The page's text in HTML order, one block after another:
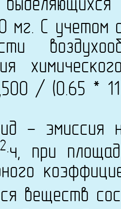
мг. С учетом
/ (0.65 *
- эмиссия
2·ч, при
веществ